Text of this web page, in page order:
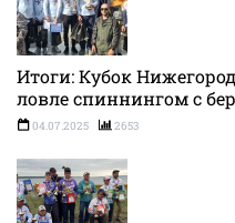
Итоги: Кубок
ловле спиннингом с
04.07.2025 2653